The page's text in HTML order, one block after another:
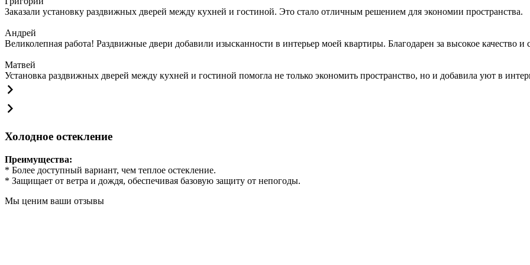
Заказали установку раздвижных дверей между кухней и гостиной. Это стало отличным решением для экономии пространства.
Андрей
Великолепная работа! Раздвижные двери добавили изысканности в интерьер моей квартиры. Благодарен за высокое качество и
Матвей
Установка раздвижных дверей между кухней и гостиной помогла не только экономить пространство, но и добавила уют в
Холодное остекление
Преимущества:
* Более доступный вариант, чем теплое остекление.
* Защищает от ветра и дождя, обеспечивая базовую защиту от непогоды.
Мы ценим ваши отзывы